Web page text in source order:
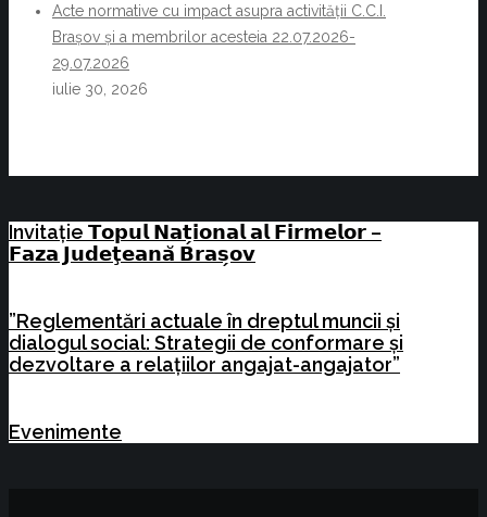
Acte normative cu impact asupra activității C.C.I.
Brașov și a membrilor acesteia 22.07.2026-
29.07.2026
iulie 30, 2026
Invitație 𝗧𝗼𝗽𝘂𝗹 𝗡𝗮𝘁̗𝗶𝗼𝗻𝗮𝗹 𝗮𝗹 𝗙𝗶𝗿𝗺𝗲𝗹𝗼𝗿 –
𝗙𝗮𝘇𝗮 𝗝𝘂𝗱𝗲𝘁̧𝗲𝗮𝗻𝗮̆ 𝗕𝗿𝗮𝘀̗𝗼𝘃
”Reglementări actuale în dreptul muncii și
dialogul social: Strategii de conformare și
dezvoltare a relațiilor angajat-angajator”
Evenimente